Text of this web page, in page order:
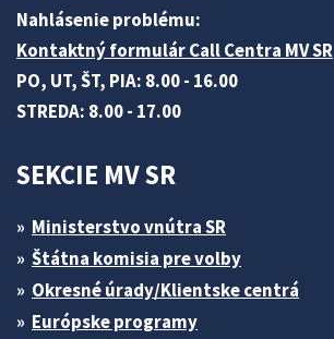
Nahlásenie problému:
Kontaktný formulár Call Centra MV SR
PO, UT, ŠT, PIA: 8.00 - 16.00
STREDA: 8.00 - 17.00
SEKCIE MV SR
Ministerstvo vnútra SR
Štátna komisia pre volby
Okresné úrady/Klientske centrá
Európske programy